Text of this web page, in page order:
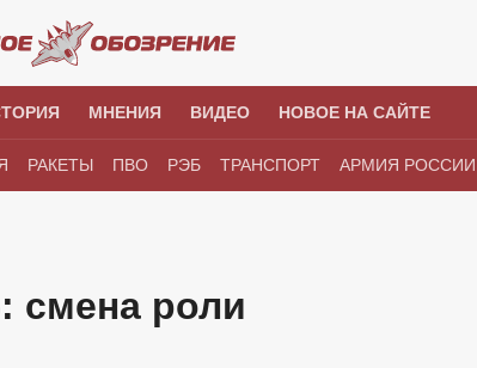
МНЕНИЯ ВИДЕО НОВОЕ НА САЙТЕ
РАКЕТЫ ПВО РЭБ ТРАНСПОРТ АРМИЯ РОССИИ
смена роли